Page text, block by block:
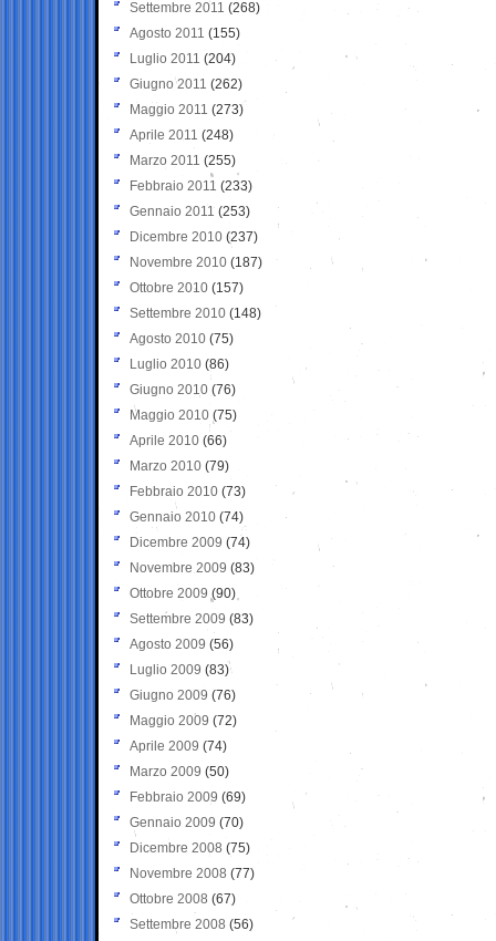
Settembre 2011 (268)
Agosto 2011 (155)
Luglio 2011 (204)
Giugno 2011 (262)
Maggio 2011 (273)
Aprile 2011 (248)
Marzo 2011 (255)
Febbraio 2011 (233)
Gennaio 2011 (253)
Dicembre 2010 (237)
Novembre 2010 (187)
Ottobre 2010 (157)
Settembre 2010 (148)
Agosto 2010 (75)
Luglio 2010 (86)
Giugno 2010 (76)
Maggio 2010 (75)
Aprile 2010 (66)
Marzo 2010 (79)
Febbraio 2010 (73)
Gennaio 2010 (74)
Dicembre 2009 (74)
Novembre 2009 (83)
Ottobre 2009 (90)
Settembre 2009 (83)
Agosto 2009 (56)
Luglio 2009 (83)
Giugno 2009 (76)
Maggio 2009 (72)
Aprile 2009 (74)
Marzo 2009 (50)
Febbraio 2009 (69)
Gennaio 2009 (70)
Dicembre 2008 (75)
Novembre 2008 (77)
Ottobre 2008 (67)
Settembre 2008 (56)